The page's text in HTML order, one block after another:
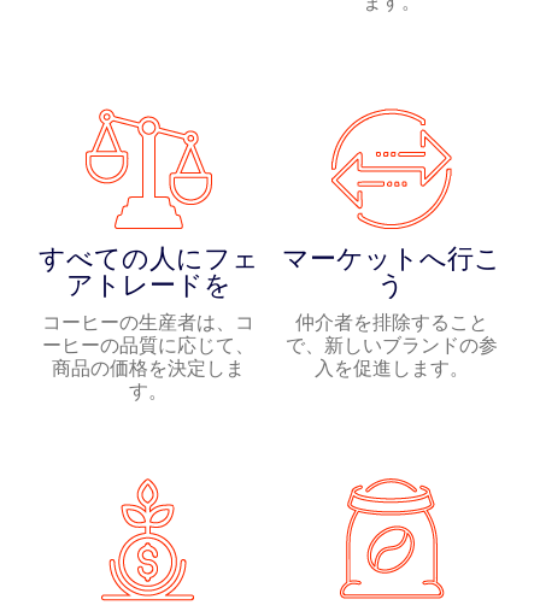
すべての人にフェ
アトレードを
コーヒーの生産者は、コ
ーヒーの品質に応じて、
商品の価格を決定しま
す。
マーケットへ行こ
う
仲介者を排除すること
で、新しいブランドの参
入を促進します。